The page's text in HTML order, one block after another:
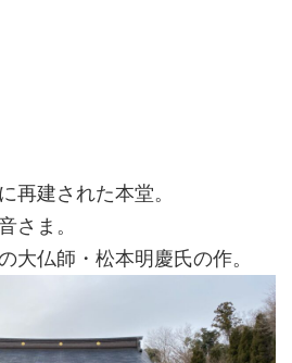
再建された本堂。
さま。
大仏師・松本明慶氏の作。